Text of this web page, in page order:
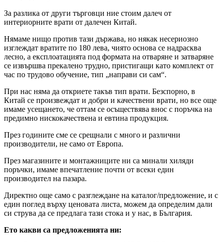
За разлика от други търговци ние стоим далеч от
интериорните врати от далечен Китай.
Нямаме нищо против тази държава, но някак несериозно
изглеждат вратите по 180 лева, чиято основа се надрасква
лесно, а експлоатацията под формата на отваряне и затваряне
се извършва прекалено трудно, пристигащи като комплект от
час по трудово обучение, тип „направи си сам“.
При нас няма да откриете такъв тип врати. Безспорно, в
Китай се произвеждат и добри и качествени врати, но все още
имаме усещането, че оттам се осъществява внос с поръчка на
предимно нискокачествена и евтина продукция.
През годините сме се срещнали с много и различни
производители, не само от Европа.
През магазините и монтажниците ни са минали хиляди
поръчки, имаме впечатление почти от всеки един
производител на пазара.
Директно още само с разглеждане на каталог/предложение, и с
един поглед върху ценовата листа, можем да определим дали
си струва да се предлага тази стока и у нас, в България.
Ето какви са предложенията ни: